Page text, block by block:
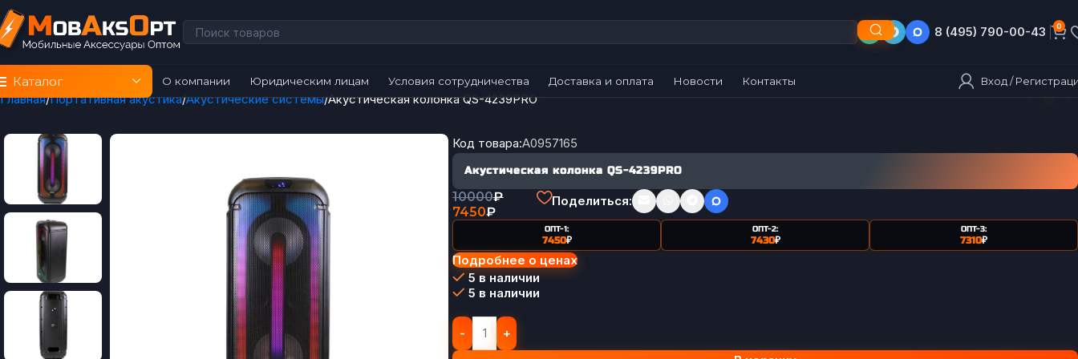
8 (495) 790-00-43 8 (903) 790-00-43 0
Каталог О компании Юридическим лицам Условия сотрудничества Доставка и оплата Новости Контакты Вход /
Главная Портативная акустика Акустические системы Акустическая колонка QS-4239PRO
Код товара:A0957165
Акустическая колонка QS-4239PRO
10000₽
7450₽
Поделиться:
ОПТ-1:
7450₽
ОПТ-2:
7430₽
ОПТ-3:
7310₽
Подробнее о ценах
5 в наличии
5 в наличии